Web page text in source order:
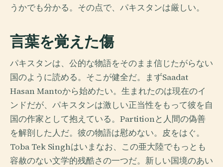
うかでも分かる。その点で、パキスタンは厳しい。
言葉を覚えた傷
パキスタンは、公的な物語をそのまま信じたがらない
国のように読める。そこが健全だ。まずSaadat
Hasan Mantoから始めたい。生まれたのは現在のイ
ンドだが、パキスタンは激しい正当性をもって彼を自
国の作家として抱えている。Partitionと人間の偽善
を解剖した人だ。彼の物語は慰めない。皮をはぐ。
Toba Tek Singhはいまなお、この亜大陸でもっとも
容赦のない文学的残酷さの一つだ。新しい国境のあい